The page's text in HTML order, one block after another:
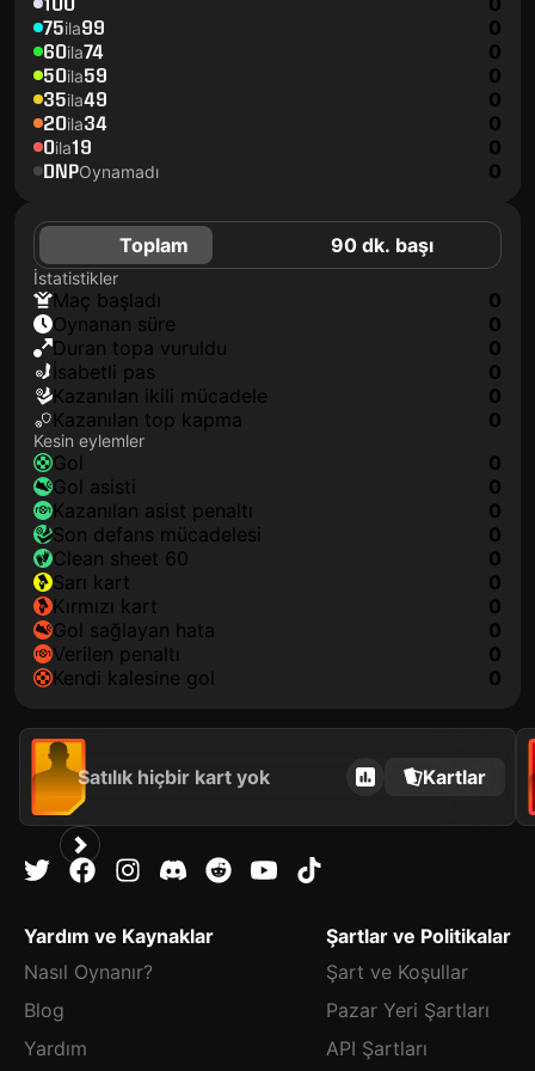
75ila99 0
60ila74 0
50ila59 0
35ila49 0
20ila34 0
0ila19 0
DNPOynamadı 0
Toplam 90 dk. başı
İstatistikler
maç başladı
0
oynanan süre
0
duran topa vuruldu
0
isabetli pas
0
kazanılan ikili mücadele
0
kazanılan top kapma
0
Kesin eylemler
gol
0
gol asisti
0
kazanılan asist penaltı
0
son defans mücadelesi
0
clean sheet 60
0
sarı kart
0
kırmızı kart
0
gol sağlayan hata
0
verilen penaltı
0
kendi kalesine gol
0
Satılık hiçbir kart yok Kartlar
Yardım ve Kaynaklar
Nasıl Oynanır?
Blog
Yardım
Şartlar ve Politikalar
Şart ve Koşullar
Pazar Yeri Şartları
API Şartları